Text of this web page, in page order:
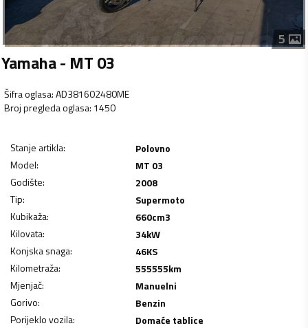
5
Yamaha - MT 03
Šifra oglasa:AD381602480ME
Broj pregleda oglasa: 1450
Stanje artikla:
Polovno
Model:
MT 03
Godište:
2008
Tip:
Supermoto
Kubikaža: 660cm3
Kilovata: 34kW
Konjska snaga: 46KS
Kilometraža: 555555km
Mjenjač:
Manuelni
Gorivo:
Benzin
Porijeklo vozila:
Domaće tablice